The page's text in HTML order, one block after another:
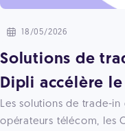
18/05/2026
Solutions de
Dipli accélère
Les solutions de trade-
opérateurs télécom, les